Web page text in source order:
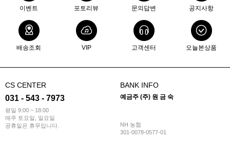
이벤트 포토리뷰 문의답변 공지사항
배송조회 VIP 고객센터 오늘본상품
CS CENTER
031 - 543 - 7973
평일 9:00 ~ 18:00
매주 토요일, 일요일
공휴일은 휴무입니다.
BANK INFO
예금주 (주) 원 금 숙
NH 농협
301-0078-0577-01